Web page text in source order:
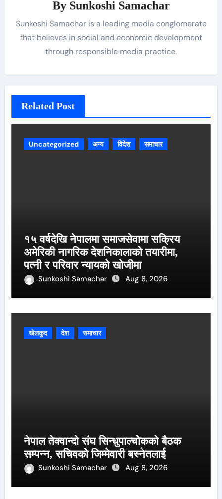
By Sunkoshi Samachar
Sunkoshi Samachar is a leading media conglomerate
that believes in social and economic development
through responsible media practice.
Related Post
Uncategorized अन्य विदेश समाचार
१५ वर्षदेखि नेपालमा समाजसेवामा सक्रिय
अमेरिकी नागरिक देशनिकालाको तयारीमा,
पत्नी र परिवार न्यायको खोजीमा
Sunkoshi Samachar Aug 8, 2026
खेलकुद देश समाचार
नेपाल तेक्वान्दो संघ सिन्धुपाल्चोकको बैठक
सम्पन्न, सचिवको जिम्मेवारी बस्नेतलाई
Sunkoshi Samachar Aug 8, 2026